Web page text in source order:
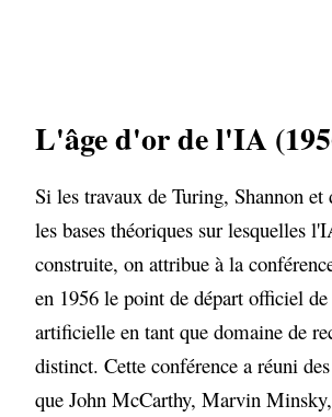
L'âge d'or de l'IA
Si les travaux de Turing, Shannon et
les bases théoriques sur lesquelles
construite, on attribue à la
en 1956 le point de départ officiel
artificielle en tant que domaine de
distinct. Cette conférence a réuni
que John McCarthy, Marvin